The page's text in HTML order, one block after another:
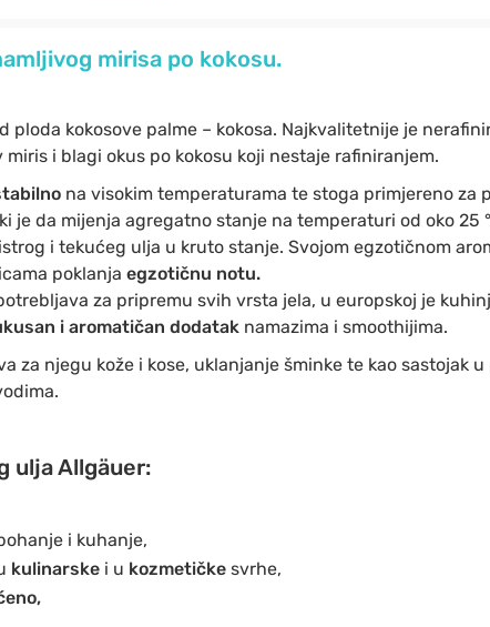
mirisa po kokosu.
ploda kokosove palme – kokosa. Najkvalitetnije je
i blagi okus po kokosu koji nestaje rafiniranjem.
na visokim temperaturama te stoga primjereno za
je da mijenja agregatno stanje na temperaturi od oko 25
i tekućeg ulja u kruto stanje. Svojom egzotičnom
poklanja egzotičnu notu.
za pripremu svih vrsta jela, u europskoj je
i aromatičan dodatak namazima i smoothijima.
za njegu kože i kose, uklanjanje šminke te kao sastojak
ulja Allgäuer:
i kuhanje,
kulinarskei u kozmetičkesvrhe,